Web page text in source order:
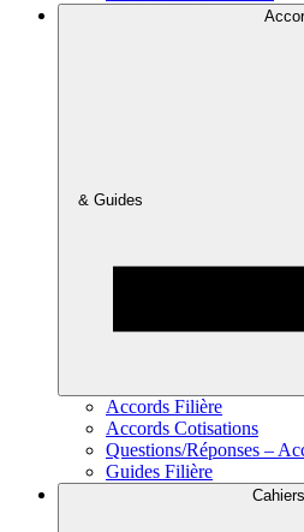
& Guides
Accords Filière
Accords Cotisations
Questions/Réponses –
Guides Filière